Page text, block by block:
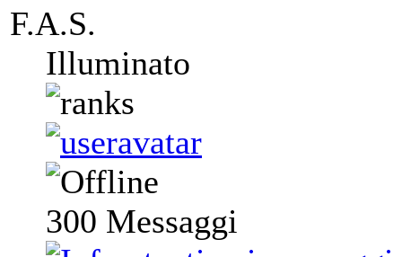
F.A.S.
Illuminato
300 Messaggi